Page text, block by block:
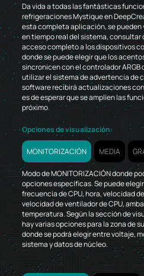
Da vida a todas las fantásticas
refrigeraciones Mystique en
esta completa aplicación, se
en tiempo real del sistema, consultar
acceso completo a los dispositivos
donde se puede elegir que los
sincronicen con el controlador ARGB
utilizar el sistema de advertencia de
software recibirá actualizaciones
es de esperar que se amplíen las
próximo.
Opciones de visualización:
MONITORIZACIÓN MEDIA
Modo de MONITORIZACIÓN donde
opciones específicas. Se puede
frecuencia de CPU, hora, velocidad
velocidad de ventilador de CPU,
temperatura. Según la sección de
hay varias opciones para la zona de
donde se podrá elegir entre voltaje,
sistema y datos de núcleo.